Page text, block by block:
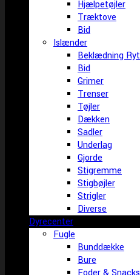
Hjælpetøjler
Træktove
Bid
Islænder
Beklædning
Bid
Grimer
Trenser
Tøjler
Dækken
Sadler
Underlag
Gjorde
Stigremme
Stigbøjler
Strigler
Diverse
Dyrecenter
Fugle
Bunddække
Bure